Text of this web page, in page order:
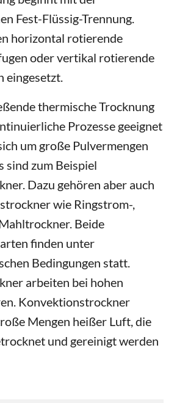
Fest-Flüssig-Trennung.
horizontal rotierende
oder vertikal rotierende
eingesetzt.
thermische Trocknung
Prozesse geeignet
um große Pulvermengen
sind zum Beispiel
Dazu gehören aber auch
wie Ringstrom-,
Beide
finden unter
Bedingungen statt.
arbeiten bei hohen
Konvektionstrockner
Mengen heißer Luft, die
und gereinigt werden